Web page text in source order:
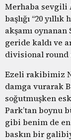
Merhaba sevgili
başlığı “20
akşamı
geride kaldı ve
divisional round
Ezeli rakibimiz
damga vurarak
soğutmuşken
Park’tan boynu
gibi benim de
baskın bir